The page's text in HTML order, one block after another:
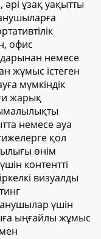
ұзақ уақытты
офис
немесе
жұмыс істеген
мүмкіндік
жарық
немесе ауа
қол
өнім
контентті
визуалды
үшін
ыңғайлы жұмыс